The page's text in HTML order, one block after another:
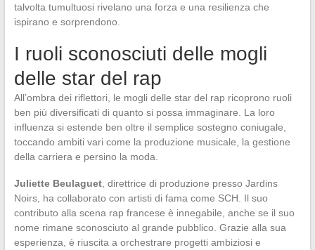
talvolta tumultuosi rivelano una forza e una resilienza che
ispirano e sorprendono.
I ruoli sconosciuti delle mogli
delle star del rap
All’ombra dei riflettori, le mogli delle star del rap ricoprono ruoli
ben più diversificati di quanto si possa immaginare. La loro
influenza si estende ben oltre il semplice sostegno coniugale,
toccando ambiti vari come la produzione musicale, la gestione
della carriera e persino la moda.
Juliette Beulaguet, direttrice di produzione presso Jardins
Noirs, ha collaborato con artisti di fama come SCH. Il suo
contributo alla scena rap francese è innegabile, anche se il suo
nome rimane sconosciuto al grande pubblico. Grazie alla sua
esperienza, è riuscita a orchestrare progetti ambiziosi e